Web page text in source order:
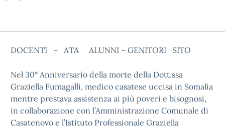
DOCENTI – ATA ALUNNI – GENITORI SITO
Nel 30° Anniversario della morte della Dott.ssa
Graziella Fumagalli, medico casatese uccisa in Somalia
mentre prestava assistenza ai più poveri e bisognosi,
in collaborazione con l’Amministrazione Comunale di
Casatenovo e l’Istituto Professionale Graziella